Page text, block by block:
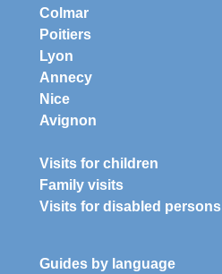
Colmar
Poitiers
Lyon
Annecy
Nice
Avignon
Visits for children
Family visits
Visits for disabled persons
Guides by language